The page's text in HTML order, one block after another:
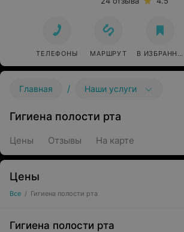
ТЕЛЕФОНЫ МАРШРУТ В ИЗБРАННОЕ
Главная / Наши услуги
Гигиена полости рта
Цены Отзывы На карте
Цены
Все / Гигиена полости рта
Гигиена полости рта